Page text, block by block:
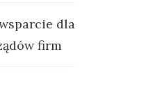
dla
firm